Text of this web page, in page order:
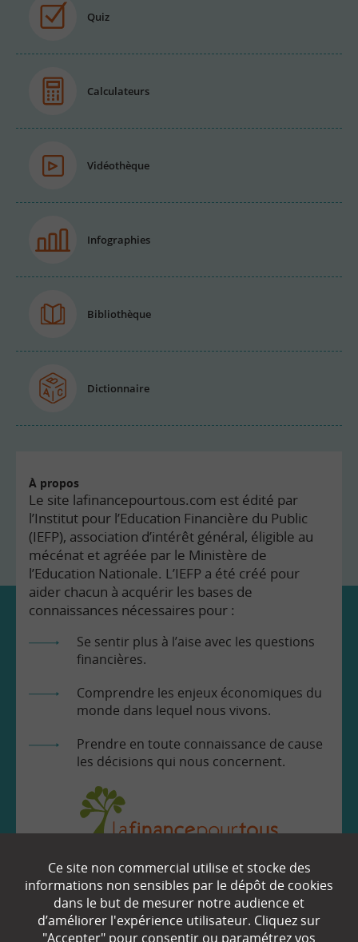
Quiz
Calculateurs
Vidéothèque
Infographies
Bibliothèque
Dictionnaire
À propos
Le site lafinancepourtous.com est édité par
l’Institut pour l’Education Financière du Public
(IEFP), association d’intérêt général, éligible au
mécénat et agréée par le Ministère de
l’Education Nationale. L’IEFP a été créé pour
aider chacun à acquérir les bases de
connaissances nécessaires pour :
Se sentir plus à l’aise avec les questions
financières.
Comprendre les enjeux économiques du
monde dans lequel nous vivons.
Prendre en toute connaissance de cause
les décisions qui nous concernent.
EN SAVOIR
Qui sommes-nous ?
Ce site non commercial utilise et stocke des
informations non sensibles par le dépôt de cookies
dans le but de mesurer notre audience et
d’améliorer l'expérience utilisateur. Cliquez sur
"Accepter" pour consentir ou paramétrez vos